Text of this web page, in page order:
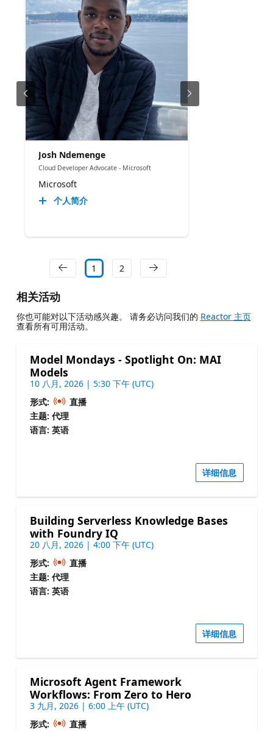
Josh Ndemenge
Cloud Developer Advocate - Microsoft
Microsoft
个人简介
1 2
相关活动
你也可能对以下活动感兴趣。 请务必访问我们的 Reactor 主页
查看所有可用活动。
Model Mondays - Spotlight On: MAI
Models
10 八月, 2026 | 5:30 下午 (UTC)
形式:
直播
主题: 代理
语言: 英语
详细信息
Building Serverless Knowledge Bases
with Foundry IQ
20 八月, 2026 | 4:00 下午 (UTC)
形式:
直播
主题: 代理
语言: 英语
详细信息
Microsoft Agent Framework
Workflows: From Zero to Hero
3 九月, 2026 | 6:00 上午 (UTC)
形式:
直播